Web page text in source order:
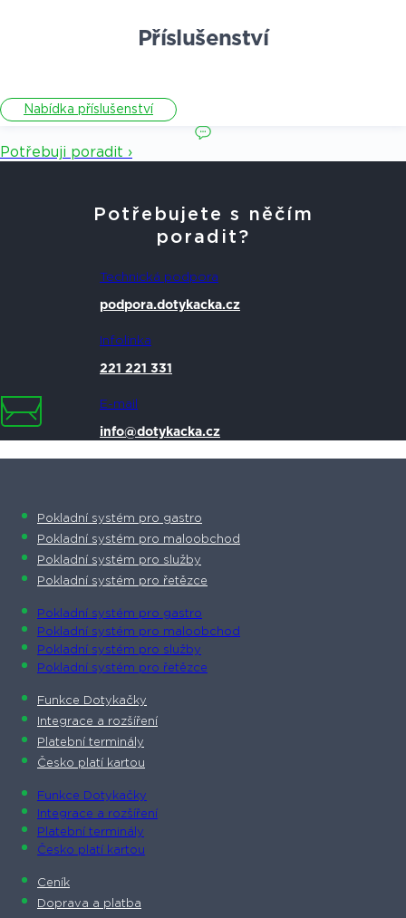
Příslušenství
Nabídka příslušenství
Potřebuji poradit ›
Potřebujete s něčím
poradit?
Technická podpora
podpora.dotykacka.cz
Infolinka
221 221 331
E-mail
info@dotykacka.cz
Pokladní systém pro gastro
Pokladní systém pro maloobchod
Pokladní systém pro služby
Pokladní systém pro řetězce
Pokladní systém pro gastro
Pokladní systém pro maloobchod
Pokladní systém pro služby
Pokladní systém pro řetězce
Funkce Dotykačky
Integrace a rozšíření
Platební terminály
Česko platí kartou
Funkce Dotykačky
Integrace a rozšíření
Platební terminály
Česko platí kartou
Ceník
Doprava a platba